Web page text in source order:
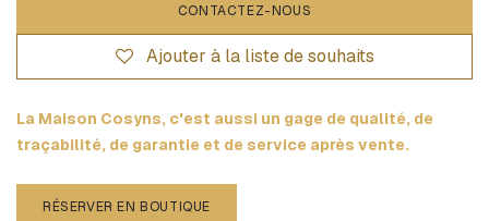
CONTACTEZ-NOUS
Ajouter à la liste de souhaits
La Maison Cosyns, c'est aussi un gage de qualité, de
traçabilité, de garantie et de service après vente.
RÉSERVER EN BOUTIQUE